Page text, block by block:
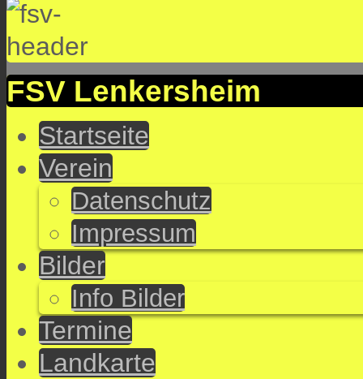
FSV Lenkersheim
Startseite
Verein
Datenschutz
Impressum
Bilder
Info Bilder
Termine
Landkarte